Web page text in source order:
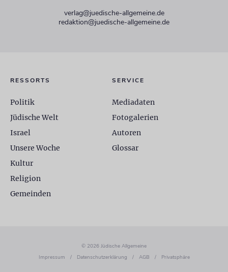
verlag@juedische-allgemeine.de
redaktion@juedische-allgemeine.de
RESSORTS
Politik
Jüdische Welt
Israel
Unsere Woche
Kultur
Religion
Gemeinden
SERVICE
Mediadaten
Fotogalerien
Autoren
Glossar
© 2026 Jüdische Allgemeine
Impressum
/ Datenschutzerklärung / AGB / Privatsphäre